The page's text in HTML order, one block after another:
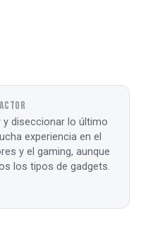
diseccionar lo último
experiencia en el
y el gaming, aunque
los tipos de gadgets.